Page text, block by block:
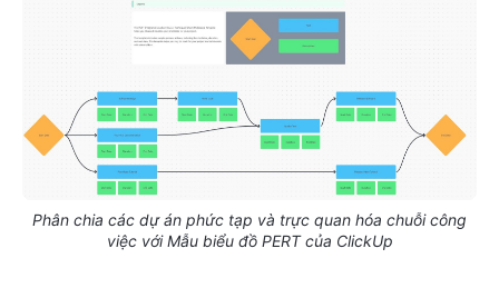
Phân chia các dự án phức tạp và trực quan hóa chuỗi công
việc với Mẫu biểu đồ PERT của ClickUp